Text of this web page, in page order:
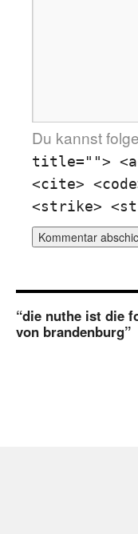
Du kannst
title="">
<cite>
<strike>
“die nuthe ist die
von brandenburg”